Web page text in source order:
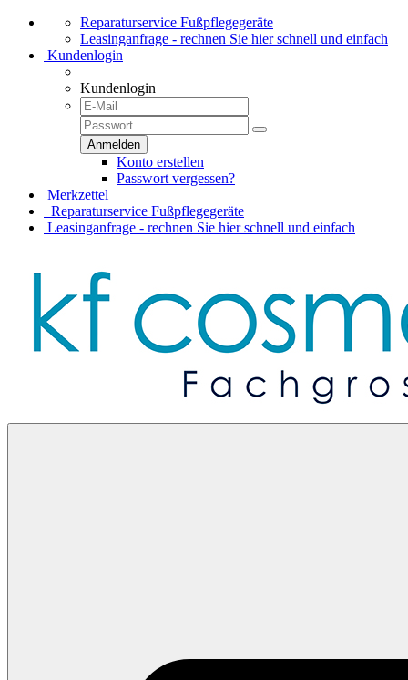
Reparaturservice Fußpflegegeräte
Leasinganfrage - rechnen Sie hier schnell und einfach
Kundenlogin
Kundenlogin
Konto erstellen
Passwort vergessen?
Merkzettel
Reparaturservice Fußpflegegeräte
Leasinganfrage - rechnen Sie hier schnell und einfach